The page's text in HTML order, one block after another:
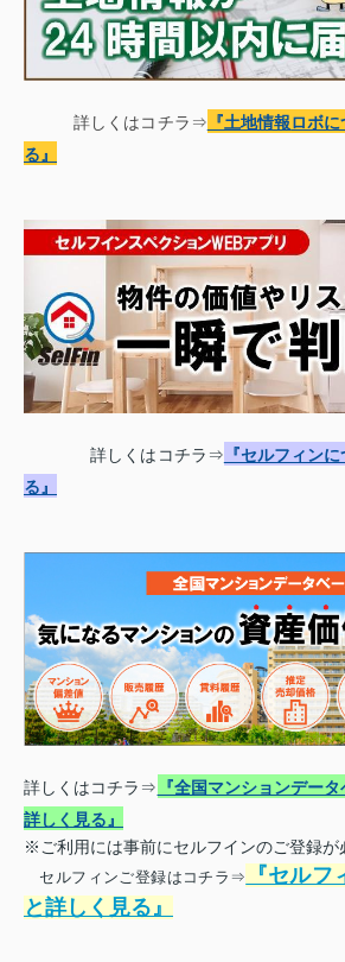
詳しくはコチラ⇒ 『土地情報ロボ
る 』
詳しくはコチラ⇒ 『セルフィン
る』
詳しくはコチラ⇒ 『全国マンションデー
詳しく見る』
※ご利用には事前にセルフインのご登録が
セルフィンご登録はコチラ⇒
『セル
と詳しく見る』